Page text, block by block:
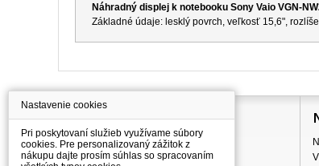
Náhradný displej k notebooku Sony Vaio VGN-
Základné údaje: lesklý povrch, veľkosť 15,6",
Information
Všetko o nákupe
Ceny dopravného
Nastavenie cookies
Pri poskytovaní služieb využívame súbory
cookies. Pre personalizovaný zážitok z
nákupu dajte prosím súhlas so spracovaním